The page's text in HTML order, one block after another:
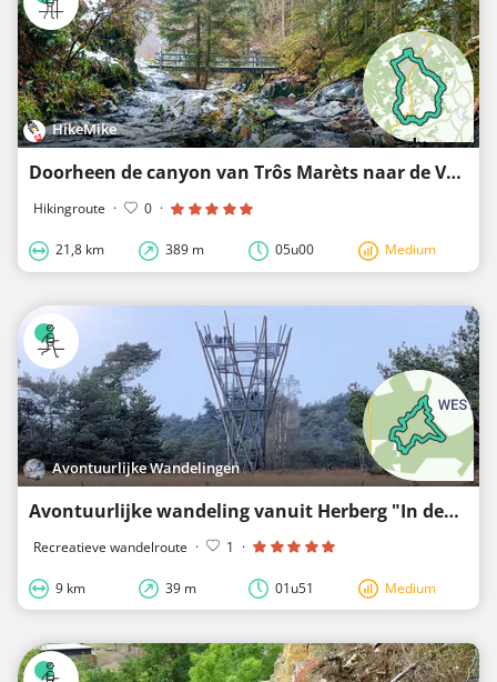
HikeMike
Doorheen de canyon van Trôs Marèts naar de Venen van Setai
Hikingroute · 0 ·
21,8 km 389 m 05u00 Medium
Avontuurlijke Wandelingen
Avontuurlijke wandeling vanuit Herberg "In den Bockenreyder" langs de Reusel en de Flaestoren
Recreatieve wandelroute · 1 ·
9 km 39 m 01u51 Medium